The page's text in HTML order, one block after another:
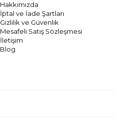
Hakkımızda
İptal ve İade Şartları
Gizlilik ve Güvenlik
Mesafeli Satış Sözleşmesi
İletişim
Blog